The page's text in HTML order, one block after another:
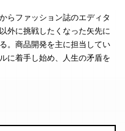
らファッション誌のエディタ
外に挑戦したくなった矢先に
。商品開発を主に担当してい
に着手し始め、人生の矛盾を